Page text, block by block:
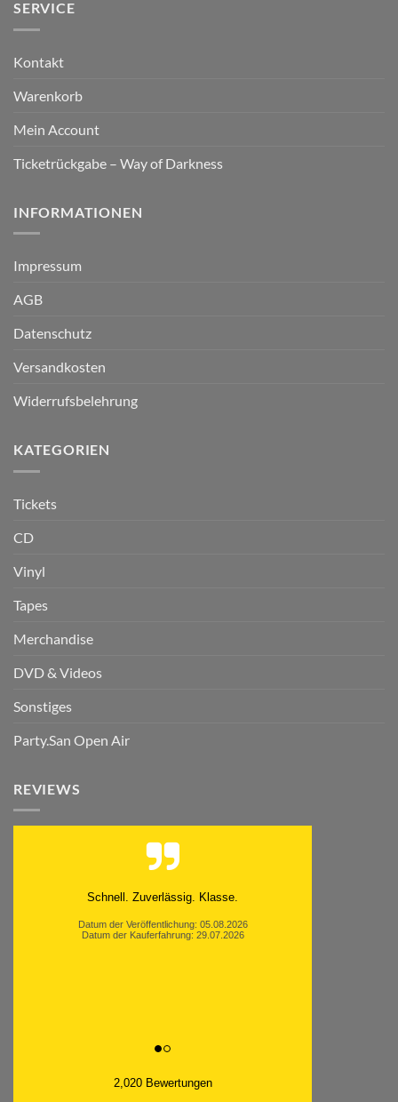
SERVICE
Kontakt
Warenkorb
Mein Account
Ticketrückgabe – Way of Darkness
INFORMATIONEN
Impressum
AGB
Datenschutz
Versandkosten
Widerrufsbelehrung
KATEGORIEN
Tickets
CD
Vinyl
Tapes
Merchandise
DVD & Videos
Sonstiges
Party.San Open Air
REVIEWS
Moinsen, hat alles super geklappt. Danke ans
Datum der Veröffentlichung: 05.08.2026
2,020 Bewertungen